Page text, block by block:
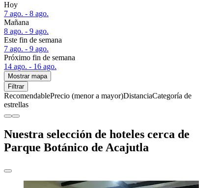
Hoy
7 ago. - 8 ago.
Mañana
8 ago. - 9 ago.
Este fin de semana
7 ago. - 9 ago.
Próximo fin de semana
14 ago. - 16 ago.
Mostrar mapa
Filtrar
RecomendablePrecio (menor a mayor)DistanciaCategoría de
estrellas
Nuestra selección de hoteles cerca de
Parque Botánico de Acajutla